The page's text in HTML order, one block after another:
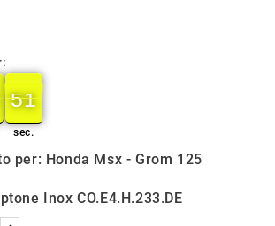
50
49
50
sec.
per: Honda Msx - Grom 125
Inox CO.E4.H.233.DE